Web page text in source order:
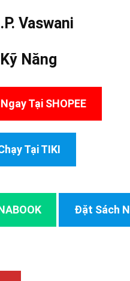
Vaswani
Kỹ Năng
Tại SHOPEE
Tại TIKI
Đặt Sách